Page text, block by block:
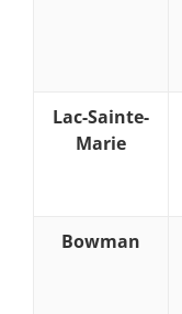
Lac-Sainte-
Marie
Bowman